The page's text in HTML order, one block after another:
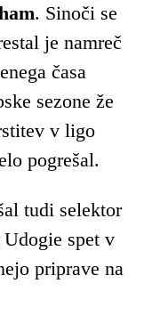
. Sinoči se
je namreč
časa
sezone že
v ligo
pogrešal.
tudi selektor
spet v
priprave na